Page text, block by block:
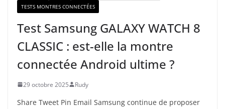
TESTS MONTRES CONNECTÉES
Test Samsung GALAXY WATCH 8
CLASSIC : est-elle la montre
connectée Android ultime ?
29 octobre 2025 Rudy
Share Tweet Pin Email Samsung continue de proposer